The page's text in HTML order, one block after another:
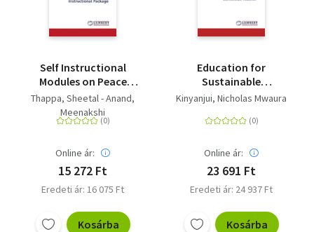
Self Instructional
Modules on Peace
Values: an
Instructional Package
Thappa, Sheetal - Anand,
Meenakshi
Online ár:
15 272 Ft
Eredeti ár: 16 075 Ft
Kosárba
Education for
Sustainable
Development: Training
Teacher
Kinyanjui, Nicholas Mwaura
Online ár:
23 691 Ft
Eredeti ár: 24 937 Ft
Kosárba